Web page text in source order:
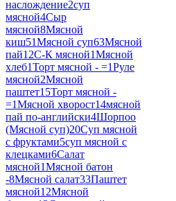
наслождение2суп
мясной4Сыр
мясной8Мясной
киш51Мясной суп63Мясной
пай12С-К мясной1Мясной
хлеб1Торт мясной - =1Руле
мясной2Мясной
паштет15Торт мясной -
=1Мясной хворост14мясной
пай по-английски4Шорпоо
(Мясной суп)20Суп мясной
с фруктами5суп мясной с
клецками6Салат
мясной1Мясной батон
-8Мясной салат33Паштет
мясной12Мясной